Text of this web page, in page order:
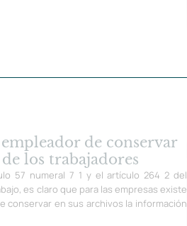
de conservar
los trabajadores
57 numeral 7 1 y el artículo 264 2 del
es claro que para las empresas existe
conservar en sus archivos la información